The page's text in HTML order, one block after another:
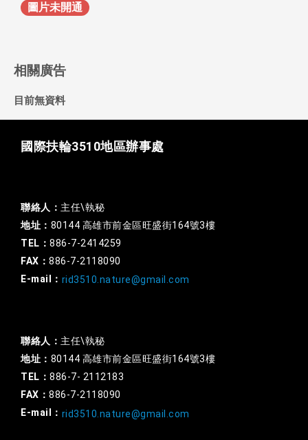
圖片未開通
相關廣告
目前無資料
國際扶輪3510地區辦事處
聯絡人： 主任\執秘
地址： 80144 高雄市前金區旺盛街164號3樓
TEL： 886-7-2414259
FAX： 886-7-2118090
E-mail： rid3510.nature@gmail.com
聯絡人： 主任\執秘
地址： 80144 高雄市前金區旺盛街164號3樓
TEL： 886-7- 2112183
FAX： 886-7-2118090
E-mail： rid3510.nature@gmail.com